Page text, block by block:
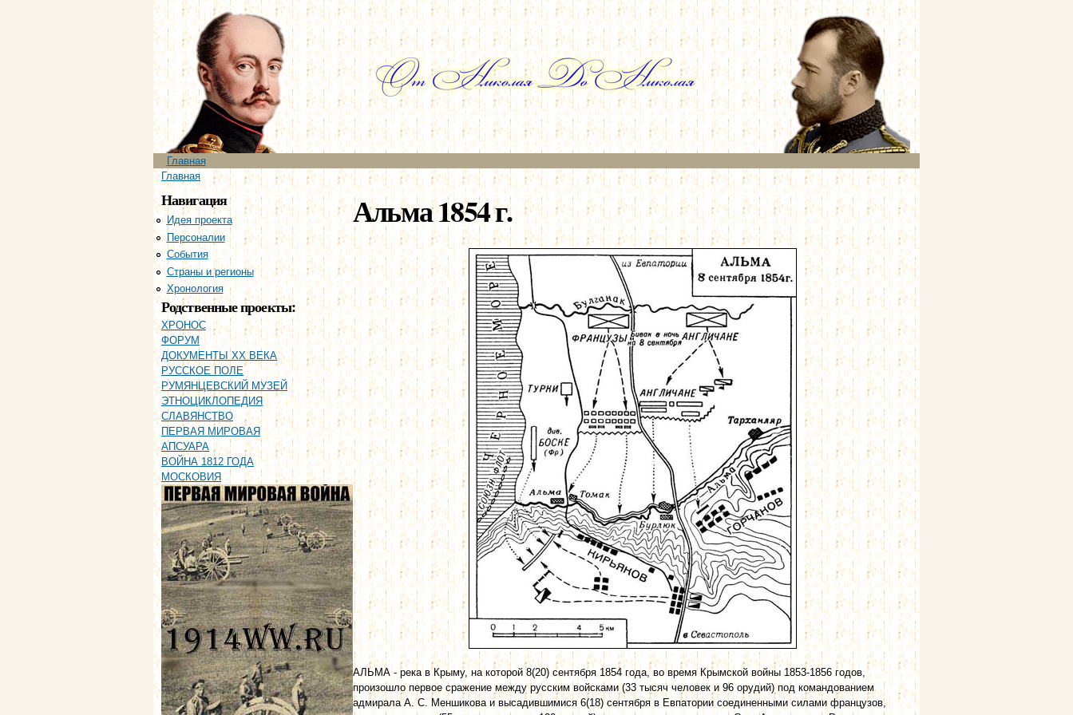
Перейти к
основному
содержанию
Главное меню
Главная
Вы здесь
Главная
Навигация
Идея проекта
Персоналии
События
Страны и регионы
Хронология
Родственные проекты:
ХРОНОС
ФОРУМ
ДОКУМЕНТЫ XX ВЕКА
РУССКОЕ ПОЛЕ
РУМЯНЦЕВСКИЙ МУЗЕЙ
ЭТНОЦИКЛОПЕДИЯ
СЛАВЯНСТВО
ПЕРВАЯ МИРОВАЯ
АПСУАРА
ВОЙНА 1812 ГОДА
МОСКОВИЯ
Альма 1854 г.
АЛЬМА - река в Крыму, на которой 8(20) сентября 1854 года, во время Крымской войны 1853-1856 годов,
произошло первое сражение между русским войсками (33 тысяч человек и 96 орудий) под командованием
адмирала А. С. Меншикова и высадившимися 6(18) сентября в Евпатории соединенными силами французов,